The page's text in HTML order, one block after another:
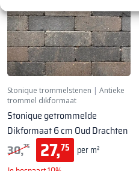
Stonique trommelstenen | Antieke
trommel dikformaat
Stonique getrommelde
Dikformaat 6 cm Oud Drachten
30,75 27,75
per m²